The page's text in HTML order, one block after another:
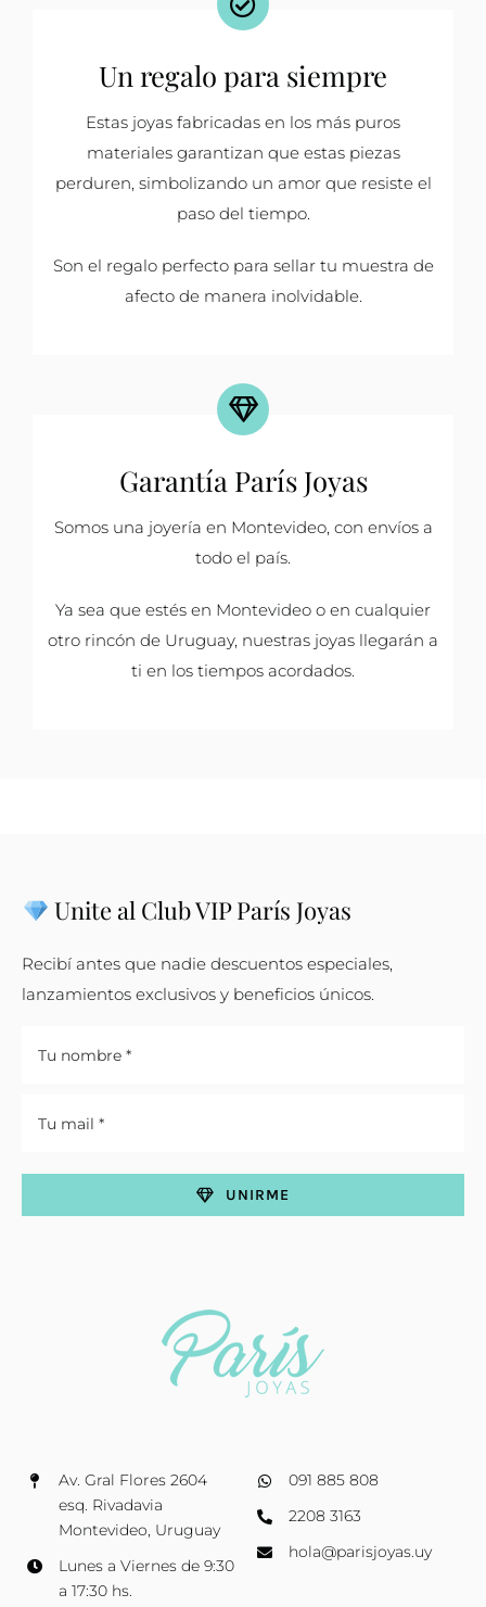
Un regalo para siempre
Estas joyas fabricadas en los más puros
materiales garantizan que estas piezas
perduren, simbolizando un amor que resiste el
paso del tiempo.
Son el regalo perfecto para sellar tu muestra de
afecto de manera inolvidable.
Garantía París Joyas
Somos una joyería en Montevideo, con envíos a
todo el país.
Ya sea que estés en Montevideo o en cualquier
otro rincón de Uruguay, nuestras joyas llegarán a
ti en los tiempos acordados.
Av. Gral Flores 2604
esq. Rivadavia
Montevideo, Uruguay
Lunes a Viernes de 9:30
a 17:30 hs.
091 885 808
2208 3163
hola@parisjoyas.uy
Unite al Club VIP París Joyas
Recibí antes que nadie descuentos especiales,
lanzamientos exclusivos y beneficios únicos.
UNIRME